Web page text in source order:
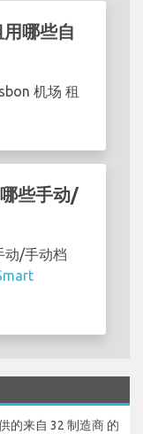
哪些自
机场 租
些手动/
动/手动档
的来自 32 制造商 的